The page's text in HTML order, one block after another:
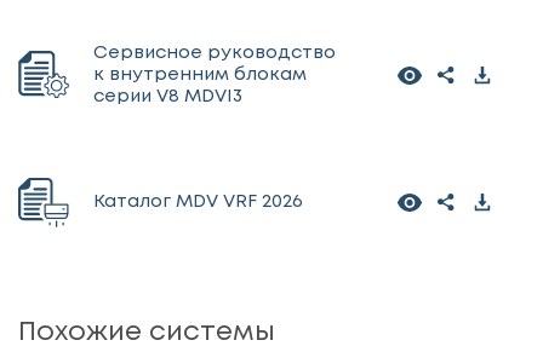
Сервисное руководство
к внутренним блокам
серии V8 MDVI3
Каталог MDV VRF 2026
Похожие системы